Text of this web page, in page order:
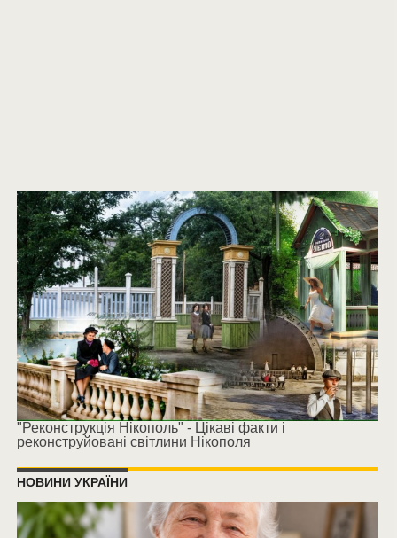
"Реконструкція Нікополь" - Цікаві факти і
реконструйовані світлини Нікополя
НОВИНИ УКРАЇНИ